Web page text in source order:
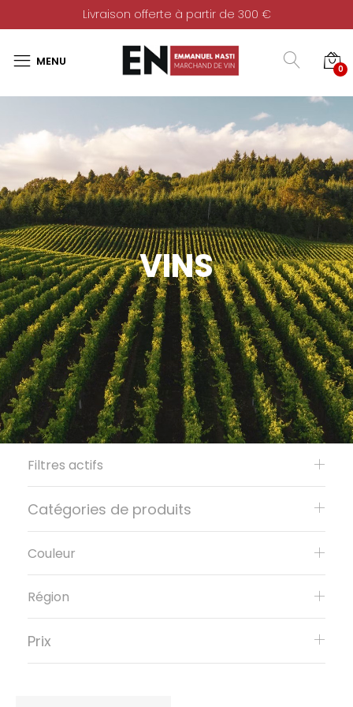
Livraison offerte à partir de 300 €
0
VINS
Filtres actifs
Catégories de produits
Couleur
Région
Prix